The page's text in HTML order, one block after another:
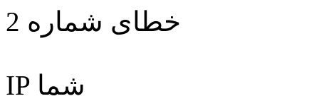
خطای شماره 2
IP شما